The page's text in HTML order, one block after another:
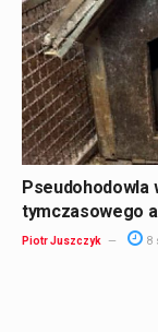
Pseudohodowla
tymczasowego
Piotr Juszczyk 8